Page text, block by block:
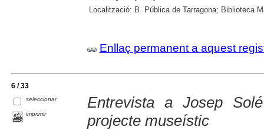
Localització: B. Pública de Tarragona; Biblioteca
Enllaç permanent a aquest
6 / 33
seleccionar
imprimir
Entrevista a Josep
projecte museístic